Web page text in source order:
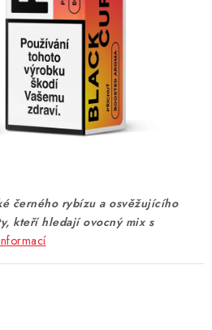
či vrátit zboží
černého rybízu a osvěžujícího
kteří hledají ovocný mix s